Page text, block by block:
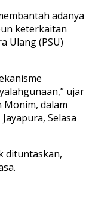
adanya
keterkaitan
Ulang (PSU)
ujar
Monim, dalam
Selasa
dituntaskan,